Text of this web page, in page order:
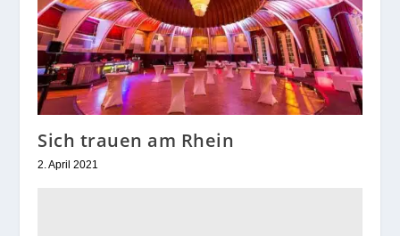
Sich trauen am Rhein
2. April 2021